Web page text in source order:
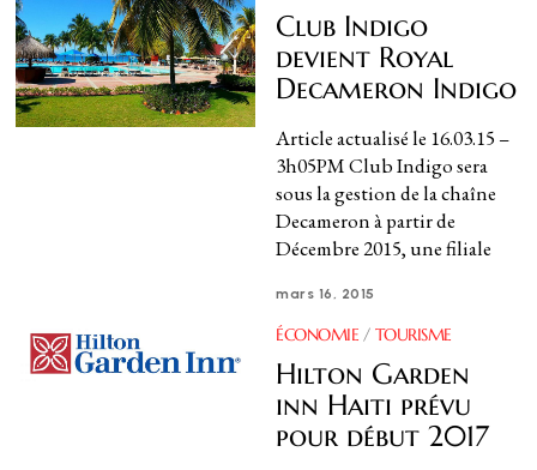
Club Indigo
devient Royal
Decameron Indigo
Article actualisé le 16.03.15 –
3h05PM Club Indigo sera
sous la gestion de la chaîne
Decameron à partir de
Décembre 2015, une filiale
mars 16, 2015
ÉCONOMIE / TOURISME
Hilton Garden
inn Haiti prévu
pour début 2017